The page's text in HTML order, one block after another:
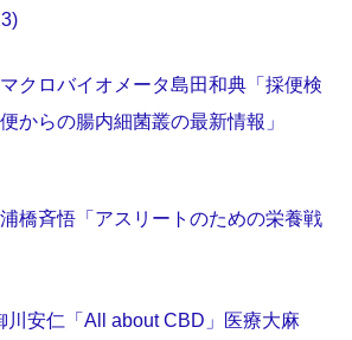
クロバイオメータ島田和典「採便検
からの腸内細菌叢の最新情報」
橋斉悟「アスリートのための栄養戦
川安仁「All about CBD」医療大麻